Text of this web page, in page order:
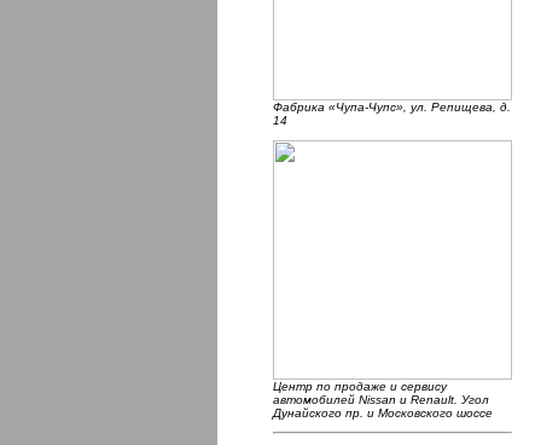
Фабрика «Чупа-Чупс», ул. Репищева, д.
14
Центр по продаже и сервису
автомобилей Nissan и Renault. Угол
Дунайского пр. и Московского шоссе